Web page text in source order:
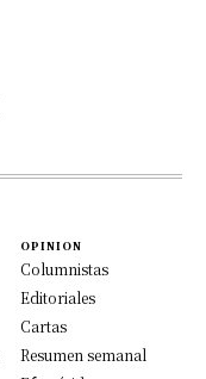
OPINION
Columnistas
Editoriales
Cartas
Resumen semanal